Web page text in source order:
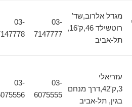
מגדל אלרוב,שד'
רוטשילד 46,ק'16,
תל-אביב
03-
7147777
03-
7147778
עזריאלי
3,ק'42,דרך מנחם
בגין, תל-אביב
03-
6075555
03-
6075556